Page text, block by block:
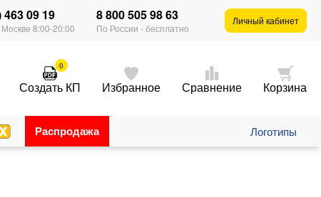
463 09 19
8:00-20:00
8 800 505 98 63
По России - бесплатно
Личный кабинет
0
Создать КП Избранное Сравнение Корзина
Распродажа Логотипы
×